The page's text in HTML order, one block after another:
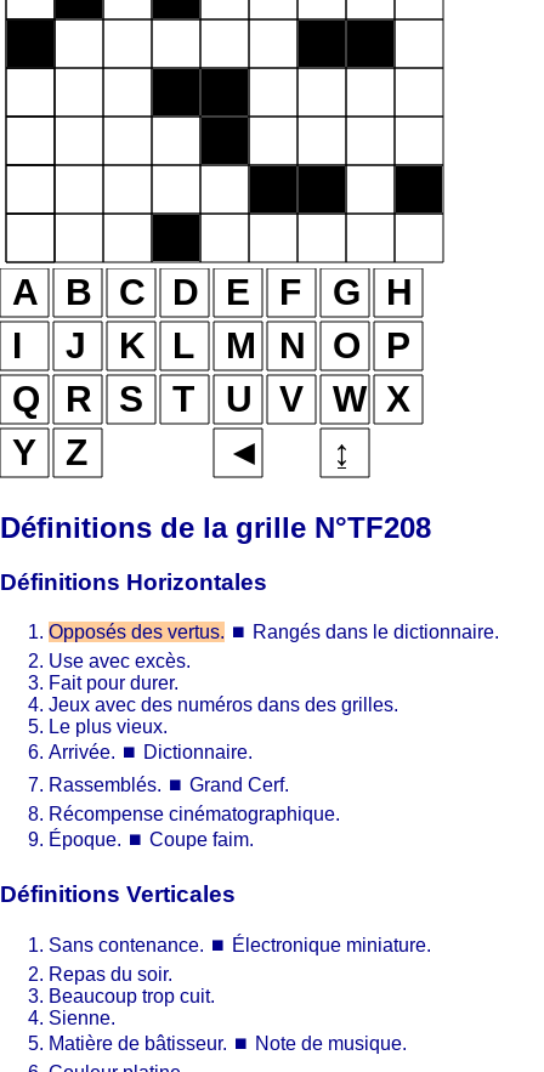
Définitions de la grille N°TF208
Définitions Horizontales
Opposés des vertus. ⏹ Rangés dans le dictionnaire.
Use avec excès.
Fait pour durer.
Jeux avec des numéros dans des grilles.
Le plus vieux.
Arrivée. ⏹ Dictionnaire.
Rassemblés. ⏹ Grand Cerf.
Récompense cinématographique.
Époque. ⏹ Coupe faim.
Définitions Verticales
Sans contenance. ⏹ Électronique miniature.
Repas du soir.
Beaucoup trop cuit.
Sienne.
Matière de bâtisseur. ⏹ Note de musique.